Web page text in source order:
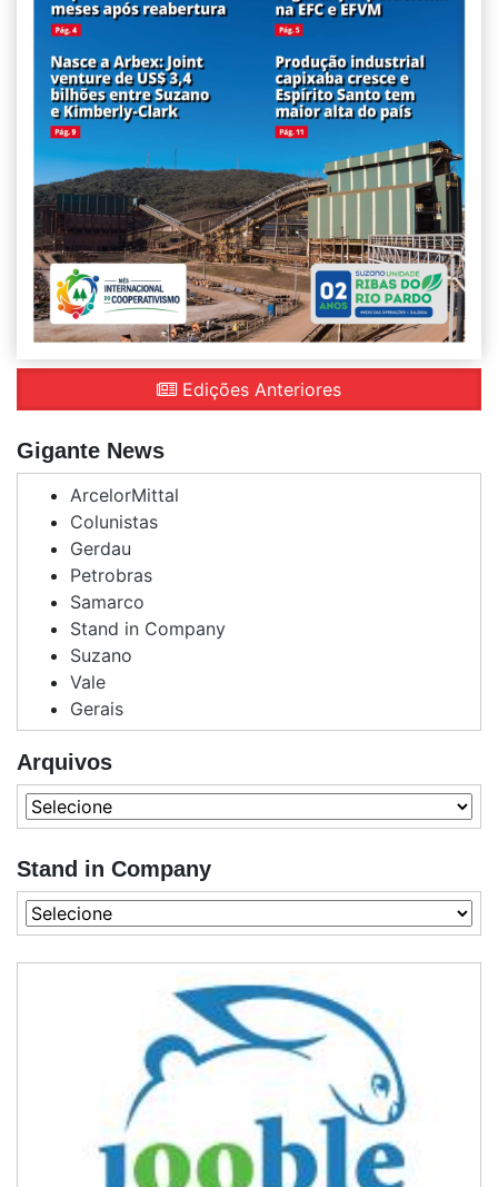
Edições Anteriores
Gigante News
ArcelorMittal
Colunistas
Gerdau
Petrobras
Samarco
Stand in Company
Suzano
Vale
Gerais
Arquivos
Stand in Company